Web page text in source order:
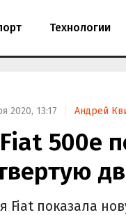
Технологии
2020, 13:17 Андрей
500e
Fiat показала